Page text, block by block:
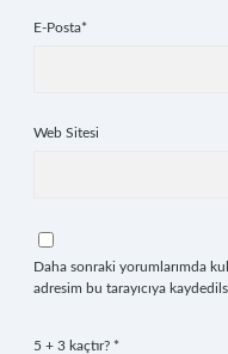
E-Posta*
Web Sitesi
Daha sonraki yorumlarımda
adresim bu tarayıcıya
5 + 3 kaçtır? *